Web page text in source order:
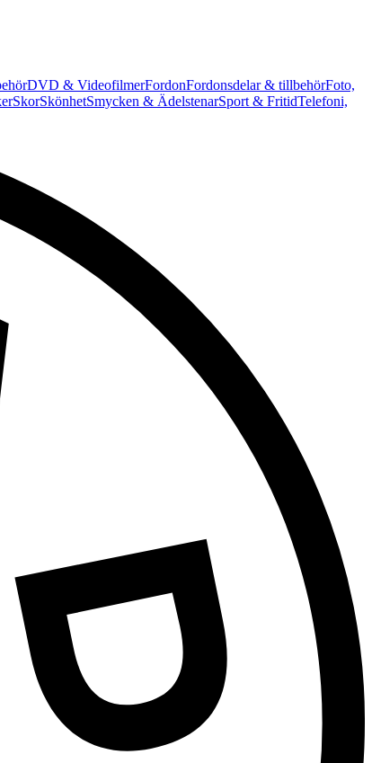
DVD & VideofilmerFordonFordonsdelar & tillbehörFoto,
SkorSkönhetSmycken & ÄdelstenarSport & FritidTelefoni,